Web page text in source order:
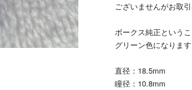
ございませんがお取引
ボークス純正という
グリーン色になります
直径：18.5mm
瞳径：10.8mm